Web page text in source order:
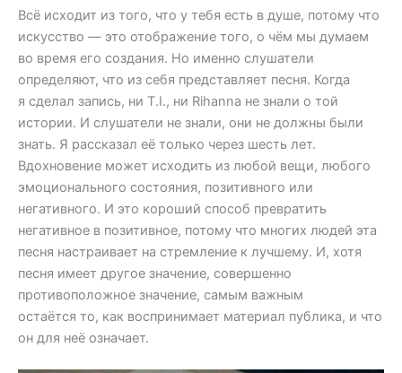
Всё исходит из того, что у тебя есть в душе, потому что
искусство — это отображение того, о чём мы думаем
во время его создания. Но именно слушатели
определяют, что из себя представляет песня. Когда
я сделал запись, ни T.I., ни Rihanna не знали о той
истории. И слушатели не знали, они не должны были
знать. Я рассказал её только через шесть лет.
Вдохновение может исходить из любой вещи, любого
эмоционального состояния, позитивного или
негативного. И это короший способ превратить
негативное в позитивное, потому что многих людей эта
песня настраивает на стремление к лучшему. И, хотя
песня имеет другое значение, совершенно
противоположное значение, самым важным
остаётся то, как воспринимает материал публика, и что
он для неё означает.